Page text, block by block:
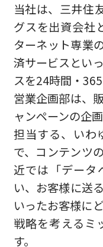
当社は、三井住
グスを出資会社
ターネット専業
済サービスとい
スを24時間・
営業企画部は、
ャンペーンの企
担当する、いわ
で、コンテンツ
近では「データ
い、お客様に送
いったお客様に
戦略を考えるミ
す。